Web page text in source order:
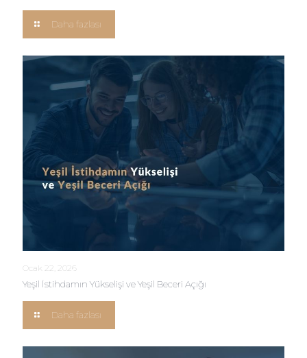
Daha fazlası
Ocak 22, 2026
Yeşil İstihdamın Yükselişi ve Yeşil Beceri Açığı
Daha fazlası